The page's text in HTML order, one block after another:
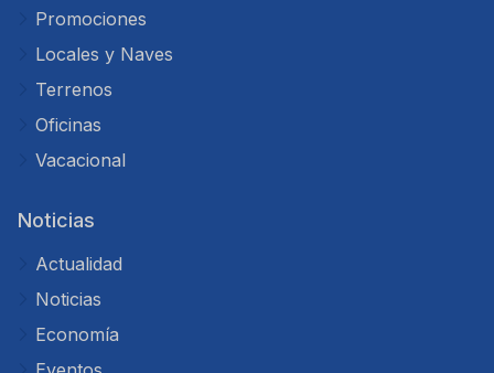
Promociones
Locales y Naves
Terrenos
Oficinas
Vacacional
Noticias
Actualidad
Noticias
Economía